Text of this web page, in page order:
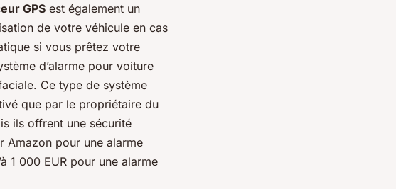
GPS est également un
de votre véhicule en cas
si vous prêtez votre
d’alarme pour voiture
Ce type de système
que par le propriétaire du
ils offrent une sécurité
Amazon pour une alarme
1 000 EUR pour une alarme